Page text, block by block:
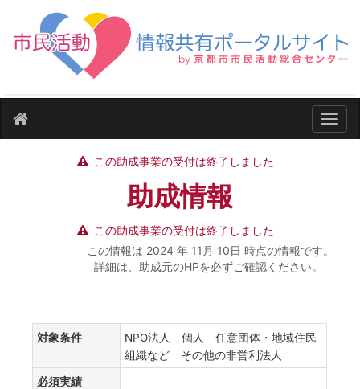
ナビ
この助成事業の受付は終了しました
助成情報
この助成事業の受付は終了しました
この情報は 2024 年 11月 10日 時点の情報です。
詳細は、助成元のHPを必ずご確認ください。
対象条件
NPO法人 個人 任意団体・地域住民
組織など その他の非営利法人
必須実績